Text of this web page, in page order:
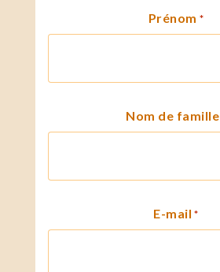
Prénom *
Nom de famille
E-mail *